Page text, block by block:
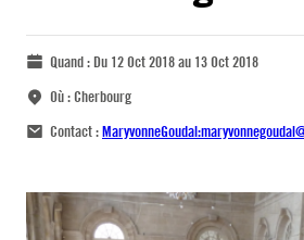
Quand :Du 12 Oct 2018 au 13 Oct 2018
Où :Cherbourg
Contact :MaryvonneGoudal: